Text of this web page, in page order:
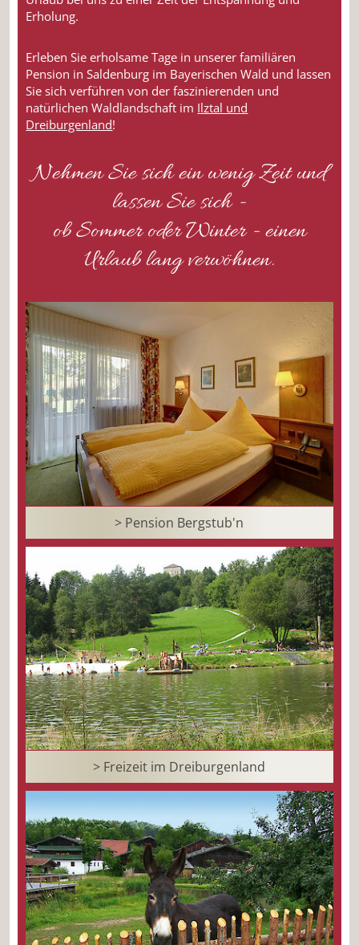
Erholung.
Erleben Sie erholsame Tage in unserer familiären
Pension in Saldenburg im Bayerischen Wald und lassen
Sie sich verführen von der faszinierenden und
natürlichen Waldlandschaft im Ilztal und
Dreiburgenland!
Nehmen Sie sich ein wenig Zeit und
lassen Sie sich -
ob Sommer oder Winter - einen
Urlaub lang verwöhnen.
> Pension Bergstub'n
> Freizeit im Dreiburgenland